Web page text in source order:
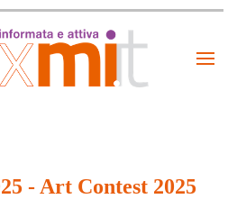
- Art Contest 2025